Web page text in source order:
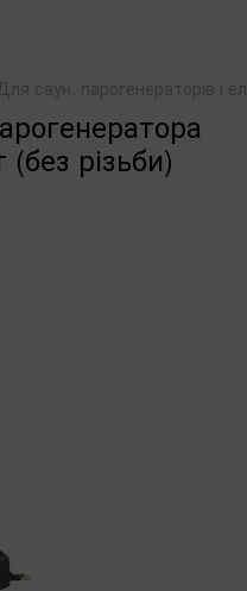
саун, парогенераторів і
різьби)